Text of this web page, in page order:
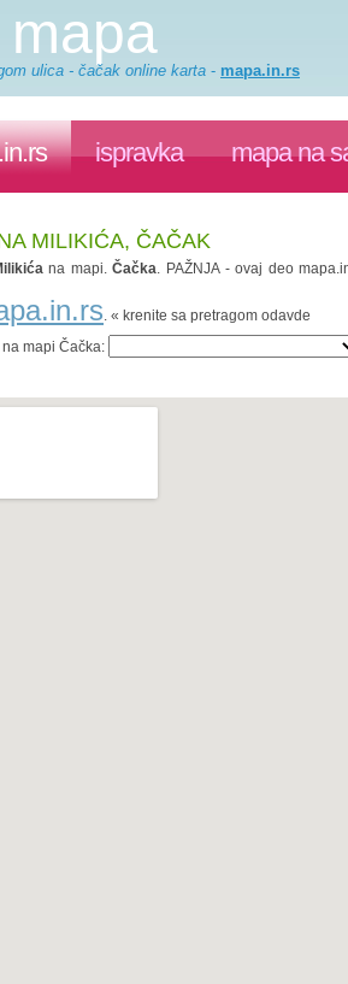
ulica - čačak online karta - mapa.in.rs
ispravka mapa na
MILIKIĆA, ČAČAK
na mapi.Čačka. PAŽNJA - ovaj deo
. « krenite sa pretragom odavde
mapi Čačka: